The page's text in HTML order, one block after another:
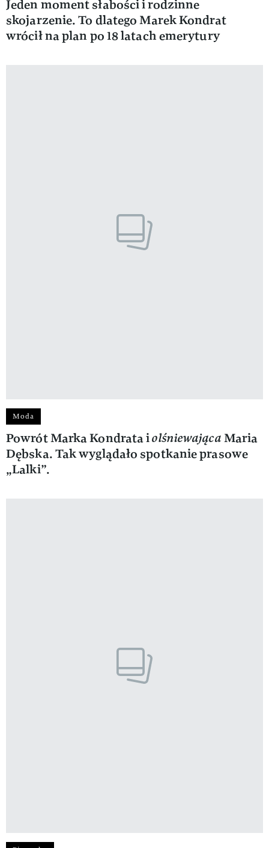
Jeden moment słabości i rodzinne
skojarzenie. To dlatego Marek Kondrat
wrócił na plan po 18 latach emerytury
Moda
Powrót Marka Kondrata iolśniewającaMaria
Dębska. Tak wyglądało spotkanie prasowe
„Lalki”.